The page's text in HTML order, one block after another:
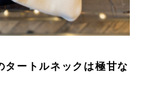
ートルネックは極甘な